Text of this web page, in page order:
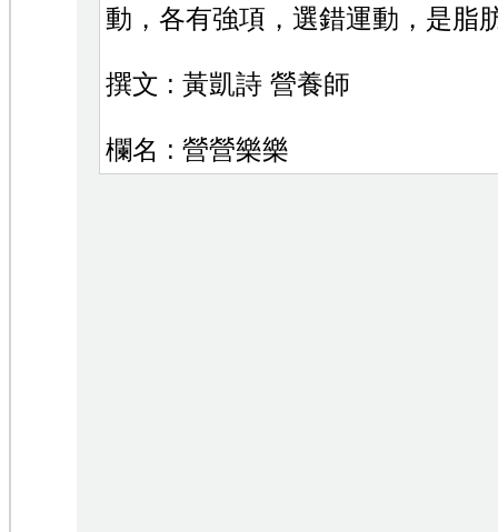
動，各有強項，選錯運動，是脂
撰文 : 黃凱詩 營養師
欄名 : 營營樂樂